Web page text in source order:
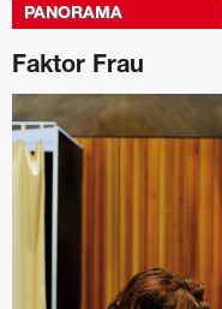
PANORAMA
Faktor Frau